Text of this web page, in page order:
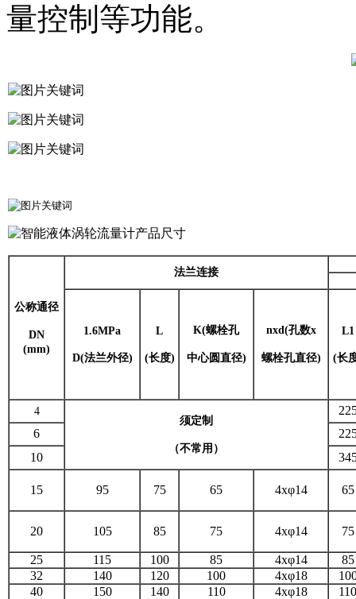
量控制等功能。
公称通径
DN
(mm)
法兰连接
1.6MPa
D(法兰外径)
L
(长度)
K(螺栓孔
中心圆直径)
nxd(孔数x
螺栓孔直径)
L1
(长
4
须定制
（不常用）
6
10
15 95 75 65 4xφ14 65
20 105 85 75 4xφ14 75
25 115 100 85 4xφ14
85
32
140 120 100 4xφ18
40
150 140 110 4xφ18
110